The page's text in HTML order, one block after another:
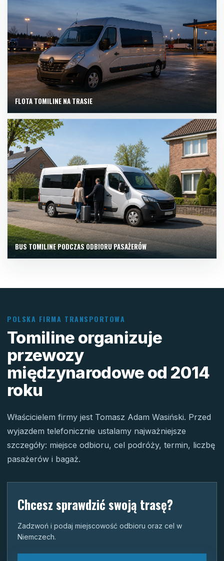
FLOTA TOMILINE NA TRASIE
BUS TOMILINE PODCZAS ODBIORU PASAŻERÓW
POLSKA FIRMA TRANSPORTOWA
Tomiline organizuje
przewozy
międzynarodowe od 2014
roku
Właścicielem firmy jest Tomasz Adam Wasiński. Przed
wyjazdem telefonicznie ustalamy najważniejsze
szczegóły: miejsce odbioru, cel podróży, termin, liczbę
pasażerów i bagaż.
Chcesz sprawdzić swoją trasę?
Zadzwoń i podaj miejscowość odbioru oraz cel w
Niemczech.